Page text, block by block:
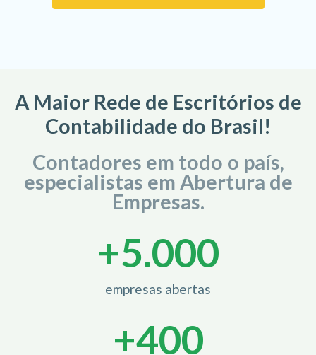
A Maior Rede de Escritórios de
Contabilidade do Brasil!
Contadores em todo o país,
especialistas em Abertura de
Empresas.
empresas abertas
+5.000
+400